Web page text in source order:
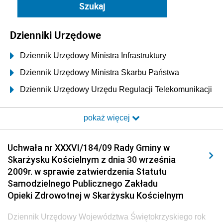
Dzienniki Urzędowe
Dziennik Urzędowy Ministra Infrastruktury
Dziennik Urzędowy Ministra Skarbu Państwa
Dziennik Urzędowy Urzędu Regulacji Telekomunikacji
Dziennik Urzędowy Ministra Transportu i Budownictwa
Elektronicznej
Dziennik Urzędowy Ministra Spraw Wewnętrznych i
Administracji
Dziennik Urzędowy Ministra Transportu
Dziennik Urzędowy Ministra Budownictwa
pokaż więcej
Uchwała nr XXXVI/184/09 Rady Gminy w
Skarżysku Kościelnym z dnia 30 września
2009r. w sprawie zatwierdzenia Statutu
Samodzielnego Publicznego Zakładu
Opieki Zdrowotnej w Skarżysku Kościelnym
Dziennik Urzędowy Województwa Świętokrzyskiego rok